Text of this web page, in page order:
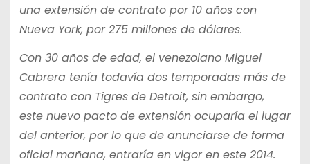
una extensión de contrato por 10 años con
Nueva York, por 275 millones de dólares.
Con 30 años de edad, el venezolano Miguel
Cabrera tenía todavía dos temporadas más de
contrato con Tigres de Detroit, sin embargo,
este nuevo pacto de extensión ocuparía el lugar
del anterior, por lo que de anunciarse de forma
oficial mañana, entraría en vigor en este 2014.